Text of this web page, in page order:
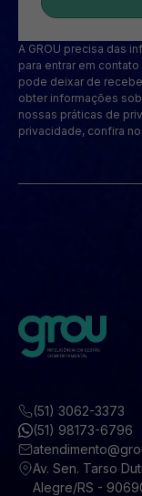
A GROU precisa das
para entrar em
pode deixar de
obter informações
nossas práticas de
privacidade, confira
(51) 3062-3373
(51) 98173-6796
Av. Sen. Tarso
Alegre/RS -